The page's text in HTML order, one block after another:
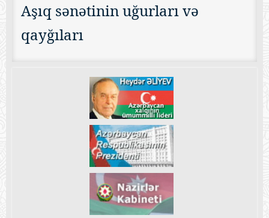
Aşıq sənətinin uğurları və
qayğıları